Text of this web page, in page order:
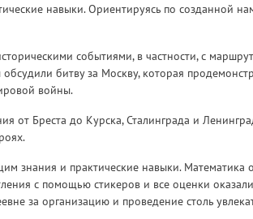
навыки. Ориентируясь по созданной
событиями, в частности, с
битву за Москву, которая
войны.
Бреста до Курска, Сталинграда и
знания и практические навыки. Математика
с помощью стикеров и все оценки
за организацию и проведение столь